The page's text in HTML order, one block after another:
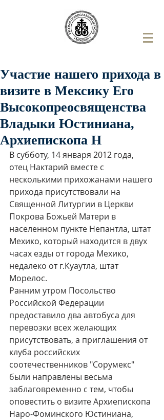
Участие нашего прихода в
визите в Мексику Его
Высокопреосвященства
Владыки Юстиниана,
Архиепископа Н
В субботу, 14 января 2012 года,
отец Нактарий вместе с
несколькими прихожанами нашего
прихода присутствовали на
Священной Литургии в Церкви
Покрова Божьей Матери в
населенном пункте Непантла, штат
Мехико, который находится в двух
часах езды от города Мехико,
недалеко от г.Куаутла, штат
Морелос.
Ранним утром Посольство
Российской Федерации
предоставило два автобуса для
перевозки всех желающих
присутствовать, а приглашения от
клуба российских
соотечественников "Сорумекс"
были направлены весьма
заблаговременно с тем, чтобы
оповестить о визите Архиепископа
Наро-Фоминского Юстиниана,